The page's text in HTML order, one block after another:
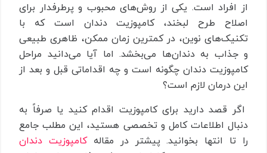
از افراد است. یکی از روش‌های محبوب و پرطرفدار برای
اصلاح طرح لبخند، کامپوزیت دندان است که با
تکنیک‌های نوین، در کمترین زمان ممکن، ظاهری طبیعی
و جذاب به دندان‌ها می‌بخشد. اما آیا می‌دانید مراحل
کامپوزیت دندان چگونه است و چه اقداماتی قبل و بعد از
این درمان لازم است؟
اگر قصد دارید برای کامپوزیت اقدام کنید یا صرفاً به
دنبال اطلاعات کامل و تخصصی هستید، این مطلب جامع
را تا انتها بخوانید. پیشتر در مقالهکامپوزیت دندان